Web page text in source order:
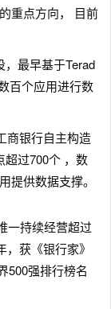
重点方向， 目前
最早基于Terad
百个应用进行数
商银行自主构造
超过700个 ，数
提供数据支撑。
一持续经营超过
获《银行家》
500强排行榜名